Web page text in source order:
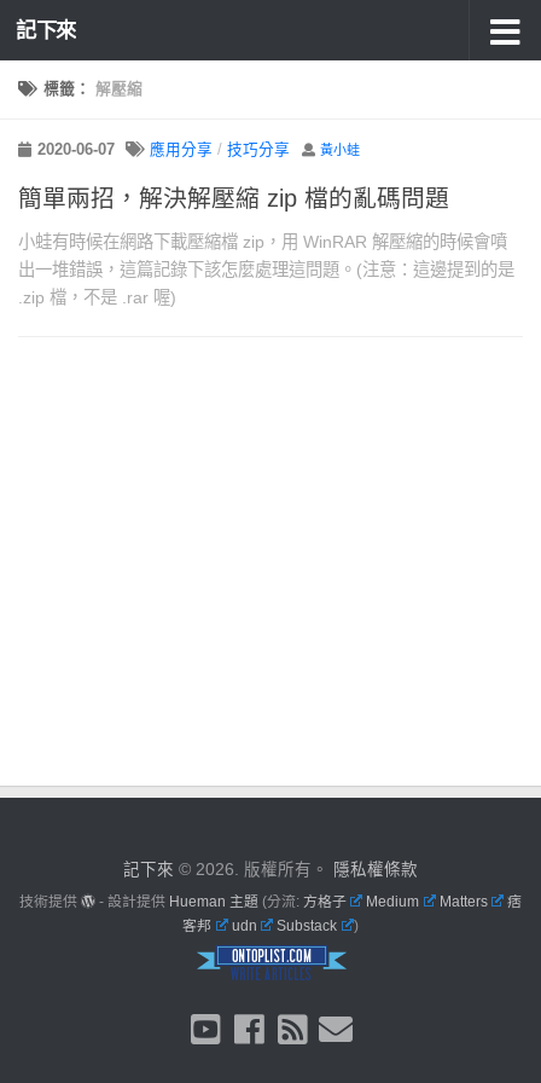
記下來
標籤： 解壓縮
2020-06-07 應用分享 / 技巧分享 黃小蛙
簡單兩招，解決解壓縮 zip 檔的亂碼問題
小蛙有時候在網路下載壓縮檔 zip，用 WinRAR 解壓縮的時候會噴
出一堆錯誤，這篇記錄下該怎麼處理這問題。(注意：這邊提到的是
.zip 檔，不是 .rar 喔)
記下來 © 2026. 版權所有。 隱私權條款
技術提供 - 設計提供 Hueman 主題 (分流: 方格子 Medium Matters
痞
客邦
udn Substack )